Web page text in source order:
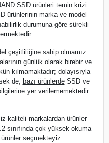
SSD ürünleri temin krizi
ürünlerinin marka ve model
durumuna göre sürekli
çeşitliliğine sahip olmamız
günlük olarak birebir ve
kılmamaktadır; dolayısıyla
de, bazı ürünlerdeSSD ve
yer verilememektedir.
kaliteli markalardan ürünler
sınıfında çok yüksek okuma
seçmekteyiz.